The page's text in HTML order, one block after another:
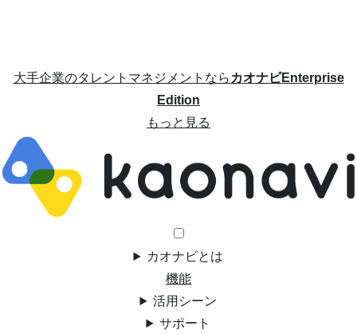
大手企業のタレントマネジメントならカオナビEnterprise
Edition
もっと見る
カオナビとは
機能
活用シーン
サポート